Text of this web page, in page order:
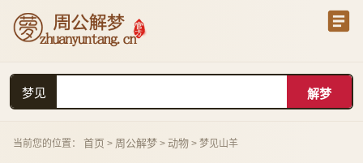
梦见
当前您的位置： 首页 > 周公解梦 > 动物 > 梦见山羊